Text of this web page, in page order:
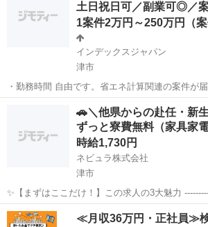
フィス、店舗におけるエア...土日祝日可／副業可◎／
インデックスジャパン
津市
・勤務時間 自由です。省エネ計算関連の案件が
始めてください。 ・勤務地 在宅になりますので全国対応です。 ・その他 ネット
🚗＼他県からの赴任・新
ずっと寮費無料（家具家
時給1,730円
ネビュラ株式会社
津市
✨【まずはここだけ！】この求人の3大魅力
----- 【1】初期費用も毎月の固定費もゼロ！生活
「ずっと寮費無料」でご用意 ...
三重 津市 その他 スタッフ
≪月収36万円・正社員≫